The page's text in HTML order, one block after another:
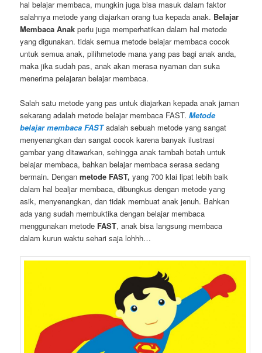
hal belajar membaca, mungkin juga bisa masuk dalam faktor
salahnya metode yang diajarkan orang tua kepada anak. Belajar
Membaca Anak perlu juga memperhatikan dalam hal metode
yang digunakan. tidak semua metode belajar membaca cocok
untuk semua anak, pilihmetode mana yang pas bagi anak anda,
maka jika sudah pas, anak akan merasa nyaman dan suka
menerima pelajaran belajar membaca.
Salah satu metode yang pas untuk diajarkan kepada anak jaman
sekarang adalah metode belajar membaca FAST.Metode
belajar membaca FASTadalah sebuah metode yang sangat
menyenangkan dan sangat cocok karena banyak ilustrasi
gambar yang ditawarkan, sehingga anak tambah betah untuk
belajar membaca, bahkan belajar membaca serasa sedang
bermain. Denganmetode FAST, yang 700 klai lipat lebih baik
dalam hal bealjar membaca, dibungkus dengan metode yang
asik, menyenangkan, dan tidak membuat anak jenuh. Bahkan
ada yang sudah membuktika dengan belajar membaca
menggunakan metode FAST, anak bisa langsung membaca
dalam kurun waktu sehari saja lohhh…